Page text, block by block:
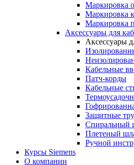
Маркировка
Маркировка
Маркировка
Аксессуары для
Аксессуары
Кабельные
Патч-корды
Кабельные
Защитные
Спиральный
Плетеный
Ручной
Курсы Siemens
О компании